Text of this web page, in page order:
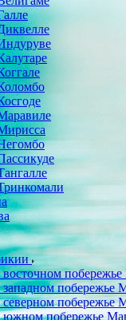
побережье
побережье
южном побережье